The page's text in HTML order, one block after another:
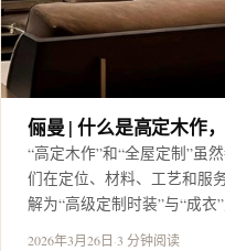
俪曼 | 什么是高定木作
“高定木作”和“全屋定制”虽
们在定位、材料、工艺和服
解为“高级定制时装”与“成
2026年3月26日·3 分钟阅读